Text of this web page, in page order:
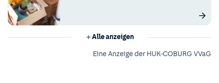
Alle anzeigen
Eine Anzeige der HUK-COBURG VVaG